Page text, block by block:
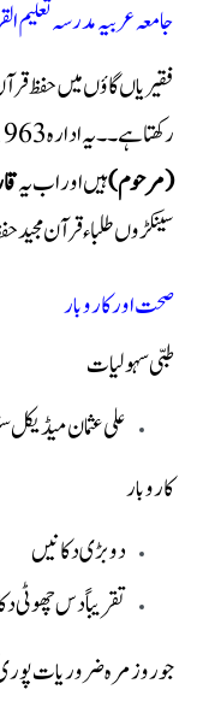
جامعہ عربیہ مدرسہ تعلیم
فقیریاں گاؤں میں حفظ
رکھتا ہے۔ ۔ یہ ادارہ 1963 میں قائم کیا گیا اس کے بانی
(مرحوم)ہیں اور اب یہ
سینکڑوں طلباء قرآن مجید
صحت اور کاروبار
طبی سہولیات
علی عثمان میڈیکل
کاروبار
دو بڑی دکانیں
تقریباً دس چھوٹی
جو روزمرہ ضروریات